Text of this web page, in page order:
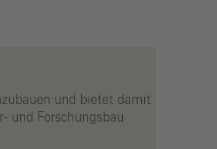
und bietet damit
und Forschungsbau